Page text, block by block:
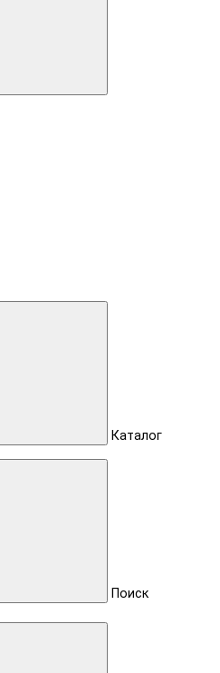
Каталог
Поиск